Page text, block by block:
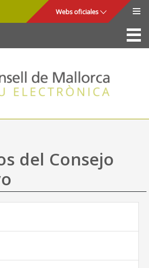
Webs oficiales
La Sede
Consejo de Mallorca
Acceso y seguridad
Utilidades
Mapa web
Ayuda
del Consejo